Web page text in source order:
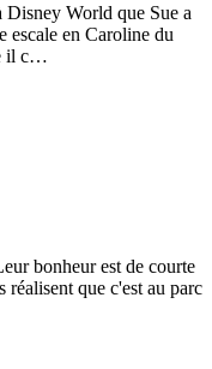
Disney World que Sue a
escale en Caroline du
il c…
bonheur est de courte
réalisent que c'est au parc